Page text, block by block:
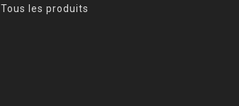
Tous les produits